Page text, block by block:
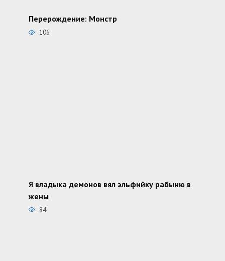
Перерождение: Монстр
106
Я владыка демонов вял эльфийку рабыню в
жены
84